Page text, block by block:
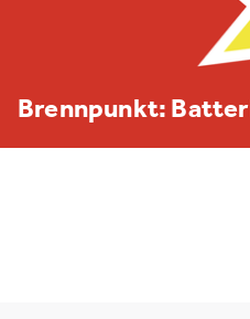
BDE/VOEB-
Dezember 2025